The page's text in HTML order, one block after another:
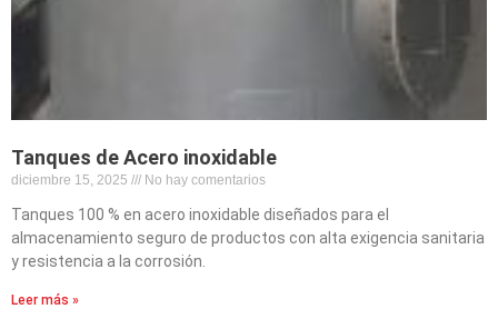
Tanques de Acero inoxidable
diciembre 15, 2025 No hay comentarios
Tanques 100 % en acero inoxidable diseñados para el
almacenamiento seguro de productos con alta exigencia sanitaria
y resistencia a la corrosión.
Leer más »